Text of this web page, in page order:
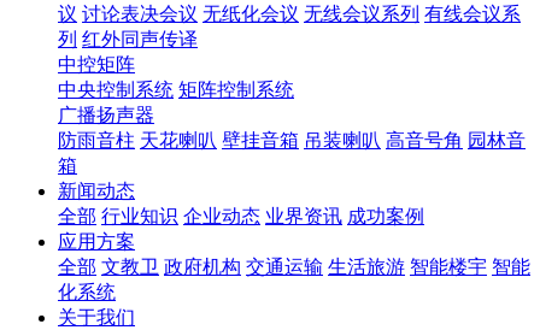
议 讨论表决会议 无纸化会议 无线会议系列 有线会议系
列 红外同声传译
中控矩阵
中央控制系统 矩阵控制系统
广播扬声器
防雨音柱 天花喇叭 壁挂音箱 吊装喇叭 高音号角 园林音
箱
新闻动态
全部 行业知识 企业动态 业界资讯 成功案例
应用方案
全部 文教卫 政府机构 交通运输 生活旅游 智能楼宇 智能
化系统
关于我们